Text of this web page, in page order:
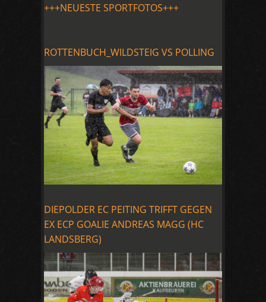
+++NEUESTE SPORTFOTOS+++
ROTTENBUCH_WILDSTEIG VS POLLING
DIEPOLDER EC PEITING TRIFFT GEGEN
EX ECP GOALIE ANDREAS MAGG (HC
LANDSBERG)